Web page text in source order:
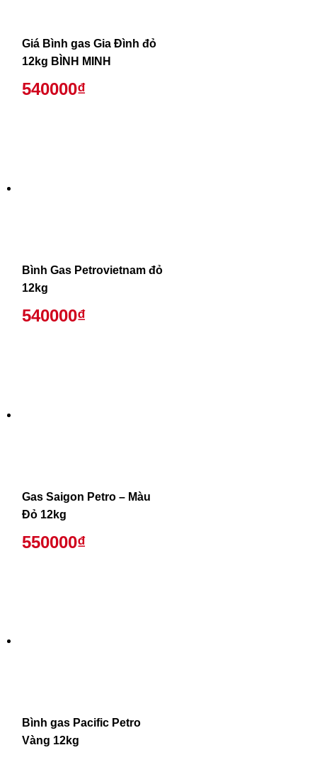
Giá Bình gas Gia Đình đỏ
12kg BÌNH MINH
540000₫
Bình Gas Petrovietnam đỏ
12kg
540000₫
Gas Saigon Petro – Màu
Đỏ 12kg
550000₫
Bình gas Pacific Petro
Vàng 12kg